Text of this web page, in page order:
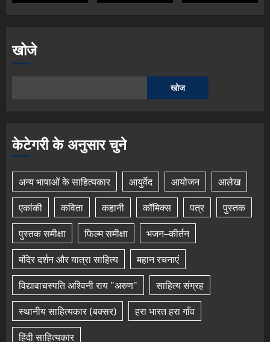
खोजे
खोज
केटेगरी के अनुसार चुने
अन्य भाषाओं के साहित्यकार आयुर्वेद आयोजन
आलेख
एकांकी
कविता कहानी कॉमिक्स पत्र
पुस्तक
पुस्तक समीक्षा
फिल्म समीक्षा
भजन–कीर्तन
मंदिर दर्शन और यात्रा साहित्य
महान रचनाएं
विद्यावाचस्पति अश्विनी राय "अरुण"
साहित्य संग्रह
स्थानीय साहित्यकार (बक्सर)
हरा भारत हरा गाँव
हिंदी साहित्यकार